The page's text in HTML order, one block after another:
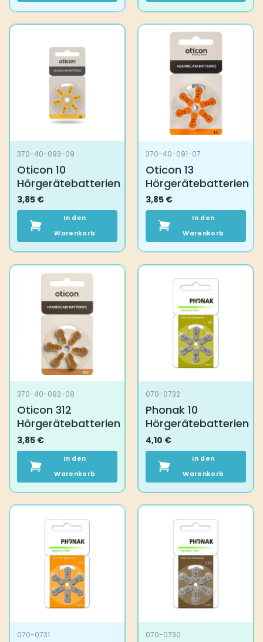
370-40-093-09
Oticon 10
Hörgerätebatterien
3,85 €
In den
Warenkorb
370-40-091-07
Oticon 13
Hörgerätebatterien
3,85 €
In den
Warenkorb
370-40-092-08
Oticon 312
Hörgerätebatterien
3,85 €
In den
Warenkorb
070-0732
Phonak 10
Hörgerätebatterien
4,10 €
In den
Warenkorb
070-0731 070-0730